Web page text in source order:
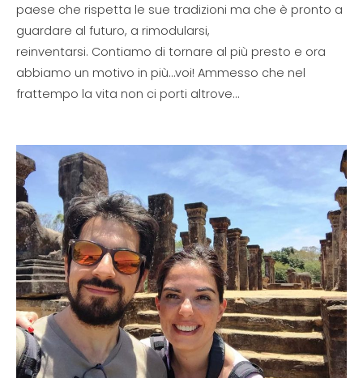
paese che rispetta le sue tradizioni ma che è pronto a
guardare al futuro, a rimodularsi,
reinventarsi. Contiamo di tornare al più presto e ora
abbiamo un motivo in più…voi! Ammesso che nel
frattempo la vita non ci porti altrove…